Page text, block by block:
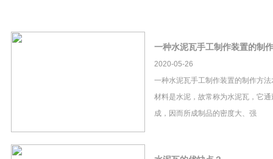
一种水泥瓦手工制作装置的制
2020-05-26
一种水泥瓦手工制作装置的制作方
材料是水泥，故常称为水泥瓦，它
成，因而所成制品的密度大、强